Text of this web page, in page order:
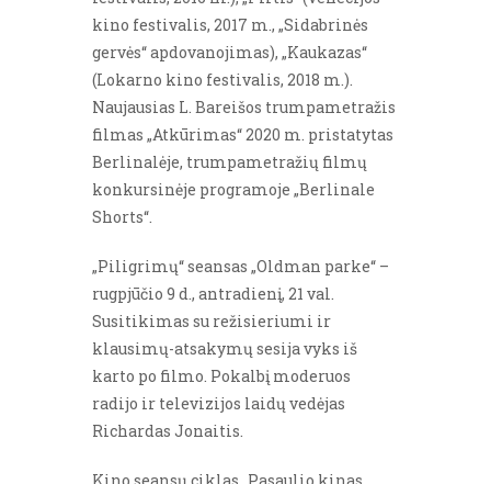
kino festivalis, 2017 m., „Sidabrinės
gervės“ apdovanojimas), „Kaukazas“
(Lokarno kino festivalis, 2018 m.).
Naujausias L. Bareišos trumpametražis
filmas „Atkūrimas“ 2020 m. pristatytas
Berlinalėje, trumpametražių filmų
konkursinėje programoje „Berlinale
Shorts“.
„Piligrimų“ seansas „Oldman parke“ –
rugpjūčio 9 d., antradienį, 21 val.
Susitikimas su režisieriumi ir
klausimų-atsakymų sesija vyks iš
karto po filmo. Pokalbį moderuos
radijo ir televizijos laidų vedėjas
Richardas Jonaitis.